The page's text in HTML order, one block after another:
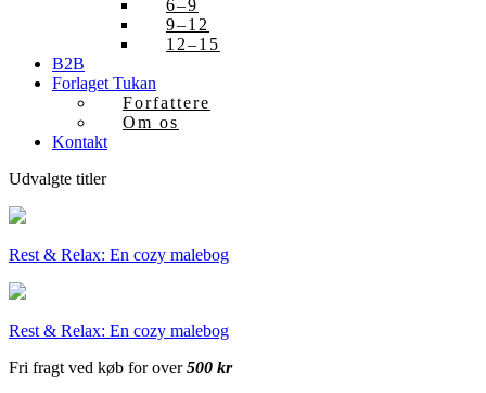
6–9
9–12
12–15
B2B
Forlaget Tukan
Forfattere
Om os
Kontakt
Udvalgte titler
Rest & Relax: En cozy malebog
Rest & Relax: En cozy malebog
Fri fragt ved køb for over500 kr